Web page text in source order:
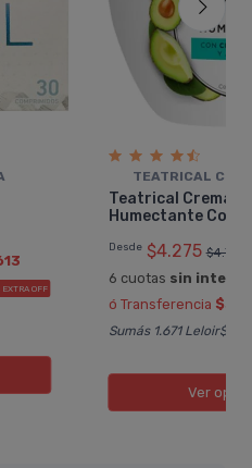
EXTRA OFF
TEATRICAL
Teatrical Crema
Humectante Con
Desde $4.275 $4.750
6 cuotas sin interés
ó Transferencia
Sumás 1.671 Leloir$
Ver